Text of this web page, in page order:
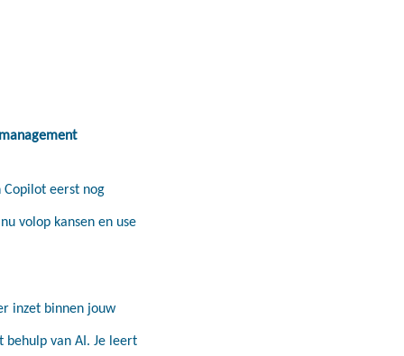
Copilot eerst nog
volop kansen en use
inzet binnen jouw
van AI. Je leert